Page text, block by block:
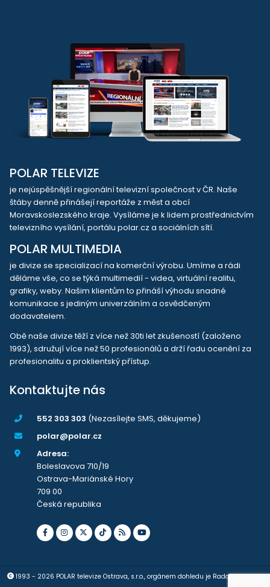
POLAR TELEVIZE
je nejúspěšnější regionální televizní společnost v ČR. Naše
štáby denně přinášejí reportáže z měst a obcí
Moravskoslezského kraje. Vysíláme je k lidem prostřednictvím
televizního vysílání, portálu polar.cz a sociálních sítí.
POLAR MULTIMEDIA
je divize se specializací na komerční výrobu. Umíme a rádi
děláme vše, co se týká multimedií - videa, virtuální realitu,
grafiky, weby. Našim klientům to přináší výhodu snadné
komunikace s jediným univerzálním a osvědčeným
dodavatelem.
Obě naše divize těží z více než 30ti let zkušeností (založeno
1993), sdružují více než 50 profesionálů a drží řadu ocenění za
profesionalitu a proklientský přístup.
Kontaktujte nás
552 303 303 (Nezasílejte SMS, děkujeme)
polar@polar.cz
Adresa:
Boleslavova 710/19
Ostrava-Mariánské Hory
709 00
Česká republika
1993 - 2026 POLAR televize Ostrava, s.r.o., orgánem dohledu je Rada pro